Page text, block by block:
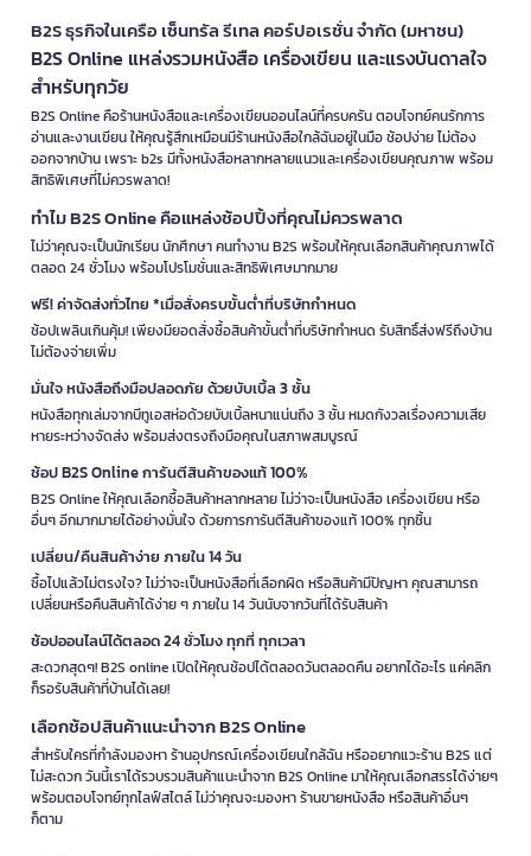
B2S ธุรกิจในเครือ เซ็นทรัล รีเทล คอร์ปอเรชั่น จำกัด (มหาชน)
B2S Online แหล่งรวมหนังสือ เครื่องเขียน และแรงบันดาลใจ
สำหรับทุกวัย
B2S Online คือร้านหนังสือและเครื่องเขียนออนไลน์ที่ครบครัน ตอบโจทย์คนรักการ
อ่านและงานเขียน ให้คุณรู้สึกเหมือนมีร้านหนังสือใกล้ฉันอยู่ในมือ ช้อปง่าย ไม่ต้อง
ออกจากบ้าน เพราะ b2s มีทั้งหนังสือหลากหลายแนวและเครื่องเขียนคุณภาพ พร้อม
สิทธิพิเศษที่ไม่ควรพลาด!
ทำไม B2S Online คือแหล่งช้อปปิ้งที่คุณไม่ควรพลาด
ไม่ว่าคุณจะเป็นนักเรียน นักศึกษา คนทำงาน B2S พร้อมให้คุณเลือกสินค้าคุณภาพได้
ตลอด 24 ชั่วโมง พร้อมโปรโมชั่นและสิทธิพิเศษมากมาย
ฟรี! ค่าจัดส่งทั่วไทย *เมื่อสั่งครบขั้นต่ำที่บริษัทกำหนด
ช้อปเพลินเกินคุ้ม! เพียงมียอดสั่งซื้อสินค้าขั้นต่ำที่บริษัทกำหนด รับสิทธิ์ส่งฟรีถึงบ้าน
ไม่ต้องจ่ายเพิ่ม
มั่นใจ หนังสือถึงมือปลอดภัย ด้วยบับเบิ้ล 3 ชั้น
หนังสือทุกเล่มจากบีทูเอสห่อด้วยบับเบิ้ลหนาแน่นถึง 3 ชั้น หมดกังวลเรื่องความเสีย
หายระหว่างจัดส่ง พร้อมส่งตรงถึงมือคุณในสภาพสมบูรณ์
ช้อป B2S Online การันตีสินค้าของแท้ 100%
B2S Online ให้คุณเลือกซื้อสินค้าหลากหลาย ไม่ว่าจะเป็นหนังสือ เครื่องเขียน หรือ
อื่นๆ อีกมากมายได้อย่างมั่นใจ ด้วยการการันตีสินค้าของแท้ 100% ทุกชิ้น
เปลี่ยน/คืนสินค้าง่าย ภายใน 14 วัน
ซื้อไปแล้วไม่ตรงใจ? ไม่ว่าจะเป็นหนังสือที่เลือกผิด หรือสินค้ามีปัญหา คุณสามารถ
เปลี่ยนหรือคืนสินค้าได้ง่าย ๆ ภายใน 14 วันนับจากวันที่ได้รับสินค้า
ช้อปออนไลน์ได้ตลอด 24 ชั่วโมง ทุกที่ ทุกเวลา
สะดวกสุดๆ! B2S online เปิดให้คุณช้อปได้ตลอดวันตลอดคืน อยากได้อะไร แค่คลิก
ก็รอรับสินค้าที่บ้านได้เลย!
เลือกช้อปสินค้าแนะนำจาก B2S Online
สำหรับใครที่กำลังมองหา ร้านอุปกรณ์เครื่องเขียนใกล้ฉัน หรืออยากแวะร้าน B2S แต่
ไม่สะดวก วันนี้เราได้รวบรวมสินค้าแนะนำจาก B2S Online มาให้คุณเลือกสรรได้ง่ายๆ
พร้อมตอบโจทย์ทุกไลฟ์สไตล์ ไม่ว่าคุณจะมองหา ร้านขายหนังสือ หรือสินค้าอื่นๆ
ก็ตาม